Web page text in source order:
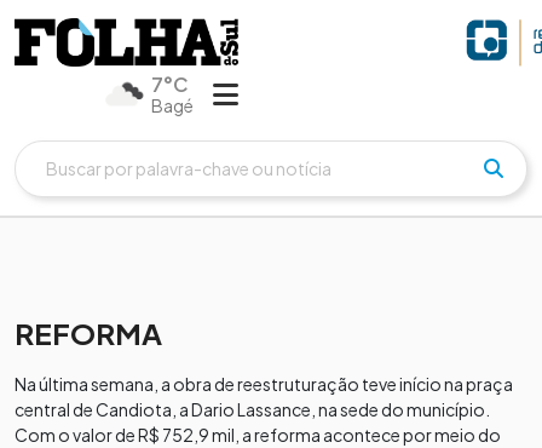
7°C
Bagé
REFORMA
Na última semana, a obra de reestruturação teve início na praça
central de Candiota, a Dario Lassance, na sede do município.
Com o valor de R$ 752,9 mil, a reforma acontece por meio do